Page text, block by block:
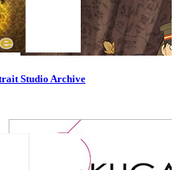
Studio Archive